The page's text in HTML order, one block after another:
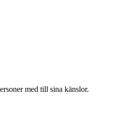
med till sina känslor.